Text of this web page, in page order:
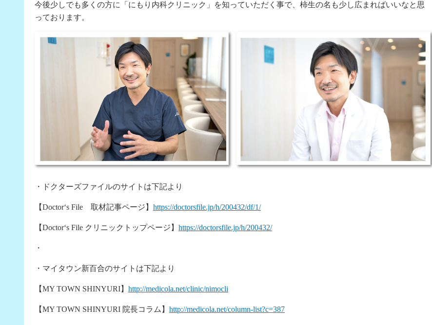
今後少しでも多くの方に「にもり内科クリニック」を知っていただく事で、柿生の名も少し広まればいいなと思
っております。
・ドクターズファイルのサイトは下記より
【Doctor‘s File 取材記事ページ】 https://doctorsfile.jp/h/200432/df/1/
【Doctor‘s File クリニックトップページ】 https://doctorsfile.jp/h/200432/
・
・マイタウン新百合のサイトは下記より
【MY TOWN SHINYURI】 http://medicola.net/clinic/nimocli
【MY TOWN SHINYURI 院長コラム】 http://medicola.net/column-list?c=387